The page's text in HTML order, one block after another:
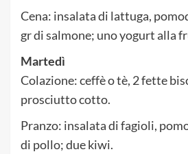
Cena: insalata di lattuga,
gr di salmone; uno yogurt alla
Martedì
Colazione: ceffè o tè, 2 fette
prosciutto cotto.
Pranzo: insalata di fagioli,
di pollo; due kiwi.